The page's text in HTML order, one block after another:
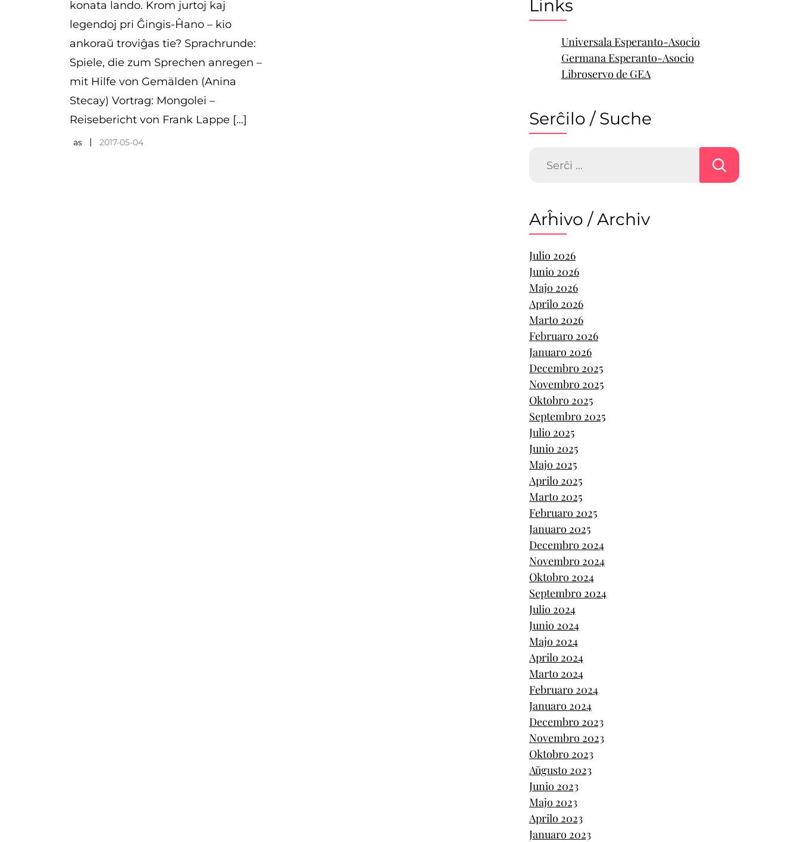
konata lando. Krom jurtoj kaj
legendoj pri Ĝingis-Ĥano – kio
ankoraŭ troviĝas tie? Sprachrunde:
Spiele, die zum Sprechen anregen –
mit Hilfe von Gemälden (Anina
Stecay) Vortrag: Mongolei –
Reisebericht von Frank Lappe […]
as 2017-05-04
Links
Universala Esperanto-Asocio
Germana Esperanto-Asocio
Libroservo de GEA
Serĉilo / Suche
Arĥivo / Archiv
Julio 2026
Junio 2026
Majo 2026
Aprilo 2026
Marto 2026
Februaro 2026
Januaro 2026
Decembro 2025
Novembro 2025
Oktobro 2025
Septembro 2025
Julio 2025
Junio 2025
Majo 2025
Aprilo 2025
Marto 2025
Februaro 2025
Januaro 2025
Decembro 2024
Novembro 2024
Oktobro 2024
Septembro 2024
Julio 2024
Junio 2024
Majo 2024
Aprilo 2024
Marto 2024
Februaro 2024
Januaro 2024
Decembro 2023
Novembro 2023
Oktobro 2023
Aŭgusto 2023
Junio 2023
Majo 2023
Aprilo 2023
Januaro 2023